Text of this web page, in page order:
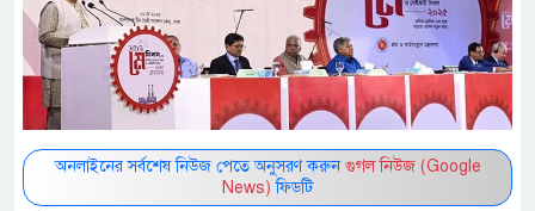
অনলাইনের সর্বশেষ নিউজ পেতে অনুসরণ করুন গুগল নিউজ (Google
News) ফিডটি